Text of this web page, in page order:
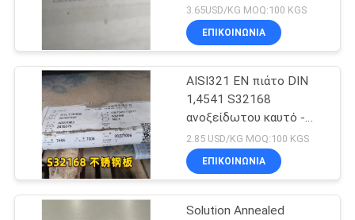
3.65USD/KG MOQ:100 KGS
ΕΠΙΚΟΙΝΩΝΙΑ
AISI321 EN πιάτο DIN
1,4541 S32168
ανοξείδωτου καυτό -
κυλημένο 10mm για το
λέβητα
2.85 USD/KG MOQ:100 KGS
ΕΠΙΚΟΙΝΩΝΙΑ
Solution Annealed